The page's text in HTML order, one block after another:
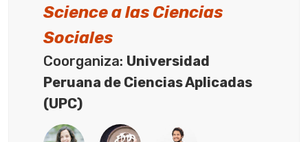
Science a las Ciencias
Sociales
Coorganiza: Universidad
Peruana de Ciencias Aplicadas
(UPC)